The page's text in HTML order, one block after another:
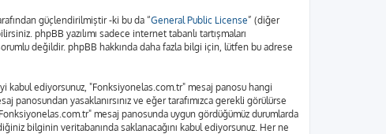
güçlendirilmiştir -ki bu da “General Public License” (diğer
phpBB yazılımı sadece internet tabanlı tartışmaları
değildir. phpBB hakkında daha fazla bilgi için, lütfen bu adrese
ediyorsunuz, "Fonksiyonelas.com.tr" mesaj panosu hangi
panosundan yasaklanırsınız ve eğer tarafımızca gerekli görülürse
mesaj panosunda uygun gördüğümüz durumlarda
bilginin veritabanında saklanacağını kabul ediyorsunuz. Her ne